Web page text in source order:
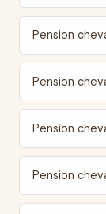
Pension
Pension
Pension
Pension